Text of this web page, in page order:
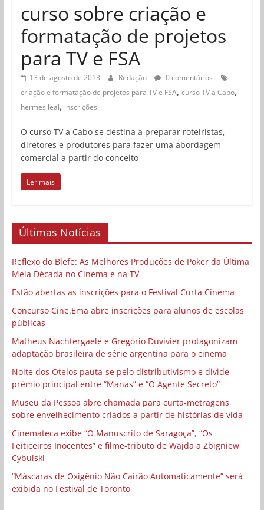
curso sobre criação e
formatação de projetos
para TV e FSA
13 de agosto de 2013 Redação
0 comentários
criação e formatação de projetos para TV e FSA, curso TV a Cabo,
hermes leal, inscrições
O curso TV a Cabo se destina a preparar roteiristas,
diretores e produtores para fazer uma abordagem
comercial a partir do conceito
Ler mais
Últimas Notícias
Reflexo do Blefe: As Melhores Produções de Poker da Última
Meia Década no Cinema e na TV
Estão abertas as inscrições para o Festival Curta Cinema
Concurso Cine.Ema abre inscrições para alunos de escolas
públicas
Matheus Nachtergaele e Gregório Duvivier protagonizam
adaptação brasileira de série argentina para o cinema
Noite dos Otelos pauta-se pelo distributivismo e divide
prêmio principal entre “Manas” e “O Agente Secreto”
Museu da Pessoa abre chamada para curta-metragens
sobre envelhecimento criados a partir de histórias de vida
Cinemateca exibe “O Manuscrito de Saragoça”, “Os
Feiticeiros Inocentes” e filme-tributo de Wajda a Zbigniew
Cybulski
“Máscaras de Oxigênio Não Cairão Automaticamente” será
exibida no Festival de Toronto